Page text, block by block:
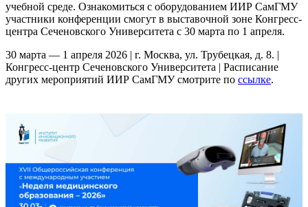
учебной среде. Ознакомиться с оборудованием ИИР СамГМУ
участники конференции смогут в выставочной зоне Конгресс-
центра Сеченовского Университета с 30 марта по 1 апреля.
30 марта — 1 апреля 2026 | г. Москва, ул. Трубецкая, д. 8. |
Конгресс-центр Сеченовского Университета | Расписание
других мероприятий ИИР СамГМУ смотрите по ссылке.